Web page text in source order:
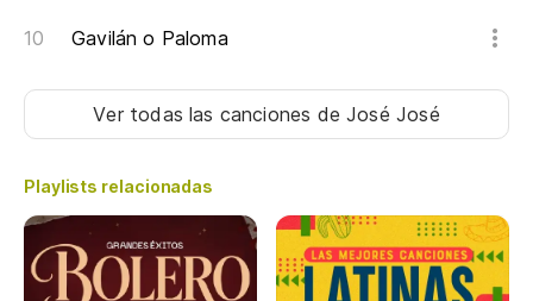
Gavilán o Paloma
Ver todas las canciones de José José
Playlists relacionadas